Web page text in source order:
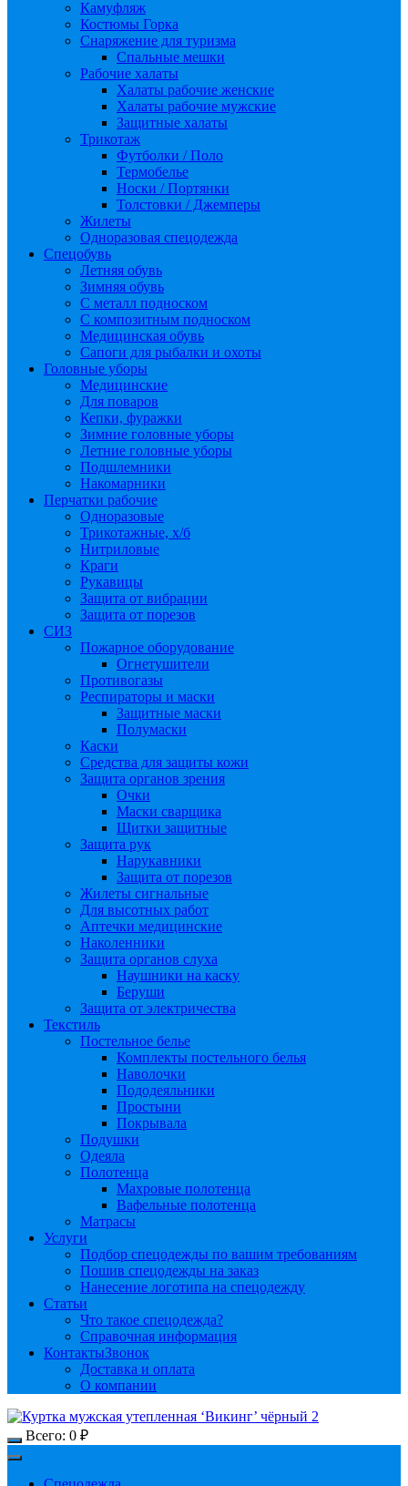
Камуфляж
Костюмы Горка
Снаряжение для туризма
Спальные мешки
Рабочие халаты
Халаты рабочие женские
Халаты рабочие мужские
Защитные халаты
Трикотаж
Футболки / Поло
Термобелье
Носки / Портянки
Толстовки / Джемперы
Жилеты
Одноразовая спецодежда
Спецобувь
Летняя обувь
Зимняя обувь
С металл подноском
С композитным подноском
Медицинская обувь
Сапоги для рыбалки и охоты
Головные уборы
Медицинские
Для поваров
Кепки, фуражки
Зимние головные уборы
Летние головные уборы
Подшлемники
Накомарники
Перчатки рабочие
Одноразовые
Трикотажные, х/б
Нитриловые
Краги
Рукавицы
Защита от вибрации
Защита от порезов
СИЗ
Пожарное оборудование
Огнетушители
Противогазы
Респираторы и маски
Защитные маски
Полумаски
Каски
Средства для защиты кожи
Защита органов зрения
Очки
Маски сварщика
Щитки защитные
Защита рук
Нарукавники
Защита от порезов
Жилеты сигнальные
Для высотных работ
Аптечки медицинские
Наколенники
Защита органов слуха
Наушники на каску
Беруши
Защита от электричества
Текстиль
Постельное белье
Комплекты постельного белья
Наволочки
Пододеяльники
Простыни
Покрывала
Подушки
Одеяла
Полотенца
Махровые полотенца
Вафельные полотенца
Матрасы
Услуги
Подбор спецодежды по вашим требованиям
Пошив спецодежды на заказ
Нанесение логотипа на спецодежду
Статьи
Что такое спецодежда?
Справочная информация
КонтактыЗвонок
Доставка и оплата
О компании
Всего: 0 ₽